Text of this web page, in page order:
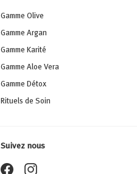
Gamme Olive
Gamme Argan
Gamme Karité
Gamme Aloe Vera
Gamme Détox
Rituels de Soin
Suivez nous
FacebookInstagram